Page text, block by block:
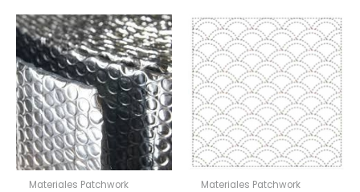
Materiales Patchwork Materiales Patchwork